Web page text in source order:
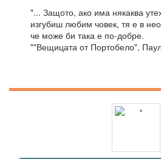
"... Защото, ако има някаква
изгубиш любим човек, тя е в
че може би така е по-добре.
""Вещицата от Портобело",